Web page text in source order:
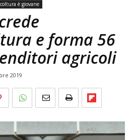
è giovane
e forma 56
agricoli
2019